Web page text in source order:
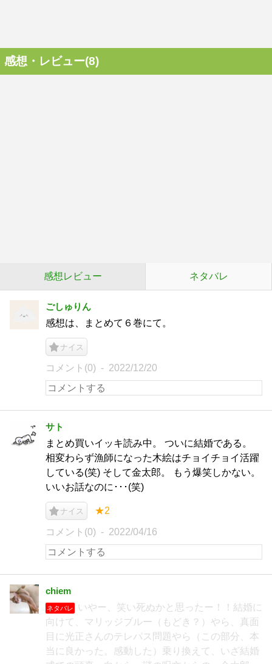
感想・レビュー(8)
感想レビュー ネタバレ
ごしゅりん
感想は、まとめて６巻にて。
ナイス
コメント(0) 2022/12/20
サト
まとめ買いイッキ読み中。 ついに結婚である。
相変わらず漁師になった木絵はチョイチョイ活躍
している(笑) そして金太郎。 もう爆笑しかない。
いいお話なのに･･･(笑)
ナイス ★2
コメント(0) 2022/04/16
chiem
ネタバレ
いやー、笑い死ぬかと思ったー！！結婚に
向けて、マリッジブルー（もどき？）やら、真面
目に光正さんのテレパス問題やら（この部分、本
当に良かった。感動した）乗り換えて、いざ結婚